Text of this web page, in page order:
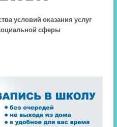
условий оказания услуг
сферы